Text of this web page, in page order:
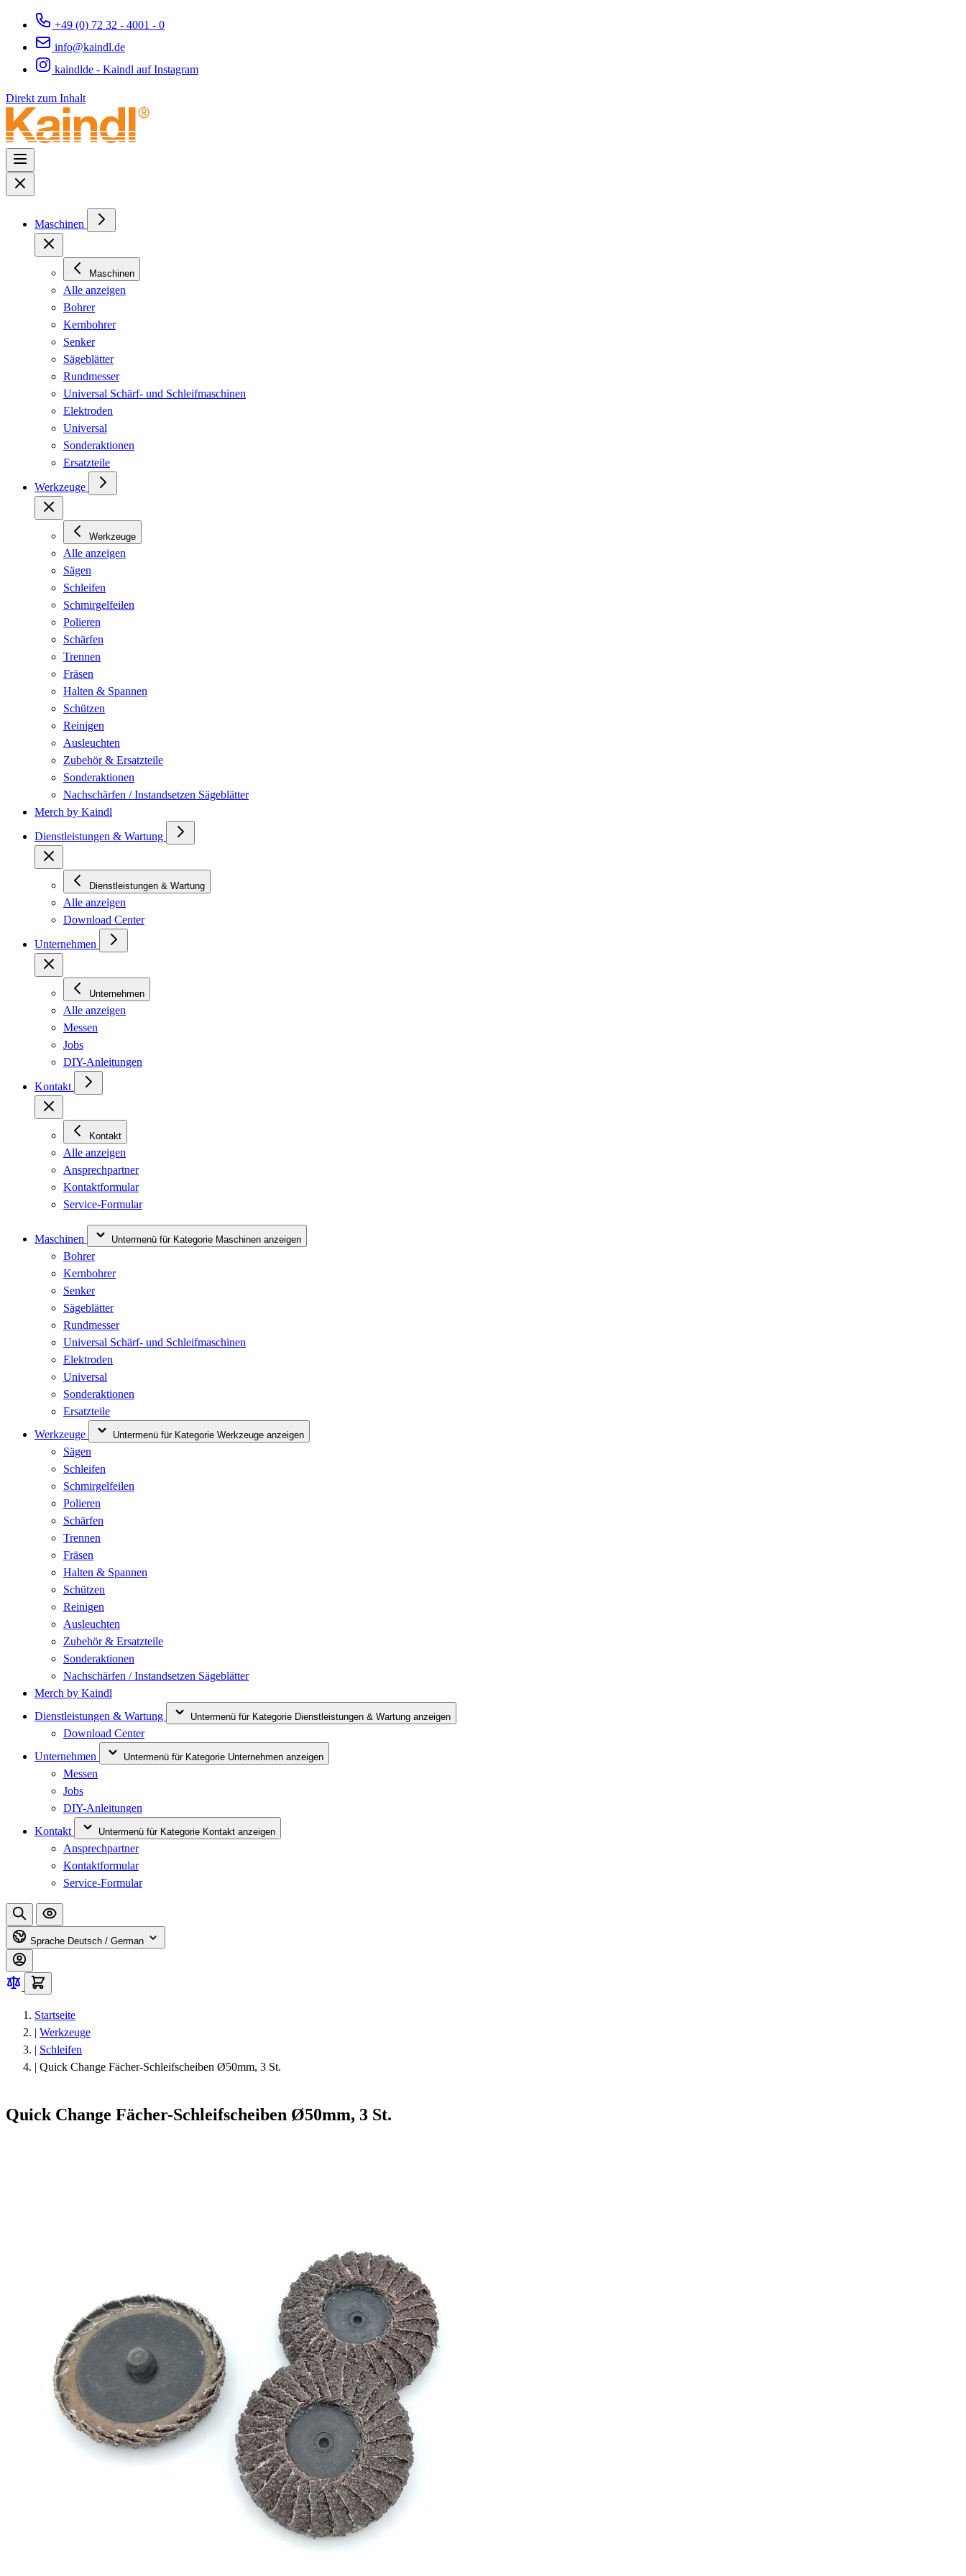
+49 (0) 72 32 - 4001 - 0
info@kaindl.de
kaindlde - Kaindl auf Instagram
Direkt zum Inhalt
Maschinen
Maschinen
Alle anzeigen
Bohrer
Kernbohrer
Senker
Sägeblätter
Rundmesser
Universal Schärf- und Schleifmaschinen
Elektroden
Universal
Sonderaktionen
Ersatzteile
Werkzeuge
Werkzeuge
Alle anzeigen
Sägen
Schleifen
Schmirgelfeilen
Polieren
Schärfen
Trennen
Fräsen
Halten & Spannen
Schützen
Reinigen
Ausleuchten
Zubehör & Ersatzteile
Sonderaktionen
Nachschärfen / Instandsetzen Sägeblätter
Merch by Kaindl
Dienstleistungen & Wartung
Dienstleistungen & Wartung
Alle anzeigen
Download Center
Unternehmen
Unternehmen
Alle anzeigen
Messen
Jobs
DIY-Anleitungen
Kontakt
Kontakt
Alle anzeigen
Ansprechpartner
Kontaktformular
Service-Formular
Maschinen Untermenü für Kategorie Maschinen anzeigen
Bohrer
Kernbohrer
Senker
Sägeblätter
Rundmesser
Universal Schärf- und Schleifmaschinen
Elektroden
Universal
Sonderaktionen
Ersatzteile
Werkzeuge
Untermenü für Kategorie Werkzeuge anzeigen
Sägen
Schleifen
Schmirgelfeilen
Polieren
Schärfen
Trennen
Fräsen
Halten & Spannen
Schützen
Reinigen
Ausleuchten
Zubehör & Ersatzteile
Sonderaktionen
Nachschärfen / Instandsetzen Sägeblätter
Merch by Kaindl
Dienstleistungen & Wartung
Untermenü für Kategorie Dienstleistungen & Wartung anzeigen
Download Center
Unternehmen
Untermenü für Kategorie Unternehmen anzeigen
Messen
Jobs
DIY-Anleitungen
Kontakt
Untermenü für Kategorie Kontakt anzeigen
Ansprechpartner
Kontaktformular
Service-Formular
Sprache Deutsch / German
Startseite
| Werkzeuge
| Schleifen
| Quick Change Fächer-Schleifscheiben Ø50mm, 3 St.
Quick Change Fächer-Schleifscheiben Ø50mm, 3 St.